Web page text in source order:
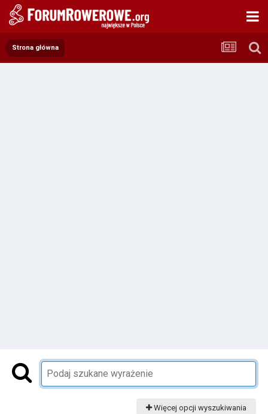
Strona główna
Więcej opcji wyszukiwania